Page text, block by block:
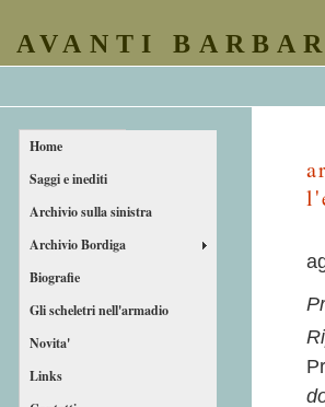
AVANTI
Home
Saggi e inediti
Archivio sulla sinistra
Archivio Bordiga
Biografie
Gli scheletri nell'armadio
Novita'
Links